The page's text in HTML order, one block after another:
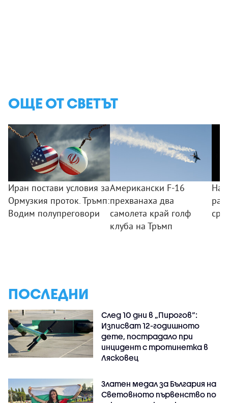
ОЩЕ ОТ СВЕТЪТ
Иран постави условия за
Ормузкия проток. Тръмп:
Водим полупреговори
Американски F-16
прехванаха два
самолета край голф
клуба на Тръмп
ПОСЛЕДНИ
След 10 дни в „Пирогов“:
Изписват 12-годишното
дете, пострадало при
инцидент с тротинетка в
Лясковец
Златен медал за България на
Световното първенство по